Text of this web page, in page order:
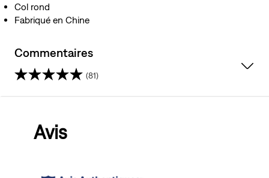
Col rond
Fabriqué en Chine
Commentaires
(81)
Avis